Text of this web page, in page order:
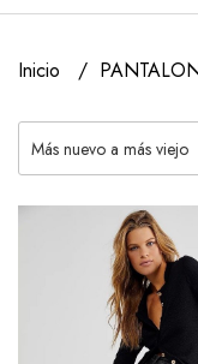
Inicio